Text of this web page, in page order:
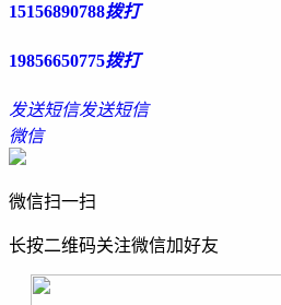
15156890788拨打
19856650775拨打
发送短信发送短信
微信
微信扫一扫
长按二维码关注微信加好友